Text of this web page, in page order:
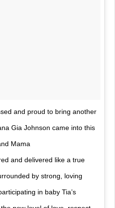
and proud to bring another
Gia Johnson came into this
Mama
and delivered like a true
by strong, loving
in baby Tia’s